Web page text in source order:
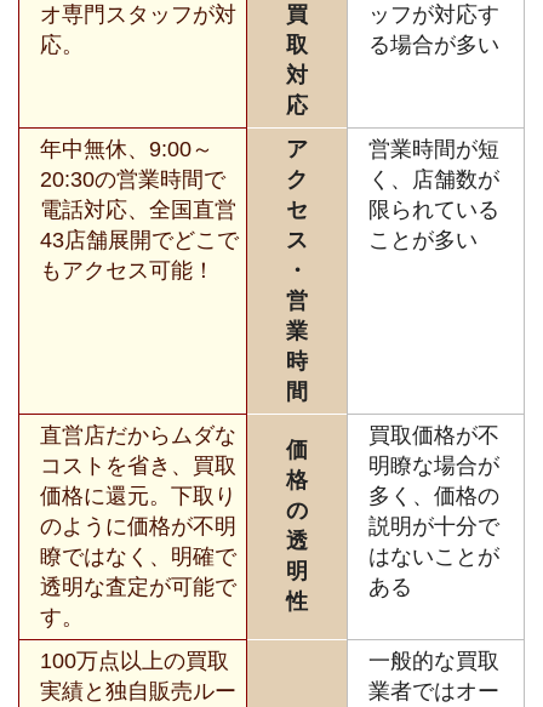
オ専門スタッフが対
応。
買
取
対
応
ッフが対応す
る場合が多い
年中無休、9:00～
20:30の営業時間で
電話対応、全国直営
43店舗展開でどこで
もアクセス可能！
ア
ク
セ
ス
・
営
業
時
間
営業時間が短
く、店舗数が
限られている
ことが多い
直営店だからムダな
コストを省き、買取
価格に還元。下取り
のように価格が不明
瞭ではなく、明確で
透明な査定が可能で
す。
価
格
の
透
明
性
買取価格が不
明瞭な場合が
多く、価格の
説明が十分で
はないことが
ある
100万点以上の買取
実績と独自販売ルー
一般的な買取
業者ではオー